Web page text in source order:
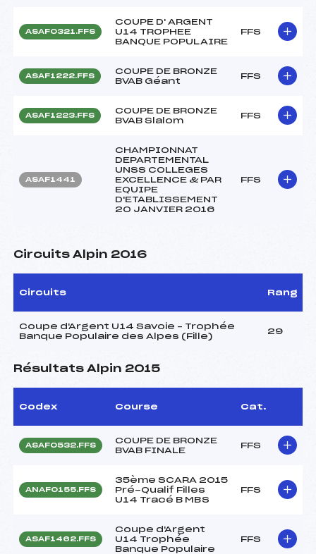
ASAF0321.FFS
COUPE D' ARGENT
U14 TROPHEE
BANQUE POPULAIRE
FFS
ASAF1222.FFS
COUPE DE BRONZE
BVAB Géant
FFS
ASAF1223.FFS
COUPE DE BRONZE
BVAB Slalom
FFS
ASAF1441
CHAMPIONNAT
DEPARTEMENTAL
UNSS COLLEGES
EXCELLENCE & PAR
EQUIPE
D'ETABLISSEMENT
20 JANVIER 2016
FFS
Circuits Alpin 2016
Circuits Rang
Coupe d'Argent U14 Savoie – Trophée
Banque Populaire des Alpes (Fille)
29
Résultats Alpin 2015
Codex Course Cat.
ASAF0532.FFS
COUPE DE BRONZE
BVAB FINALE
FFS
ANAF0155.FFS
35ème SCARA 2015
Pré-Qualif Filles
U14 Tracé B MBS
FFS
ASAF1462.FFS
Coupe d'Argent
U14 Trophée
Banque Populaire
FFS